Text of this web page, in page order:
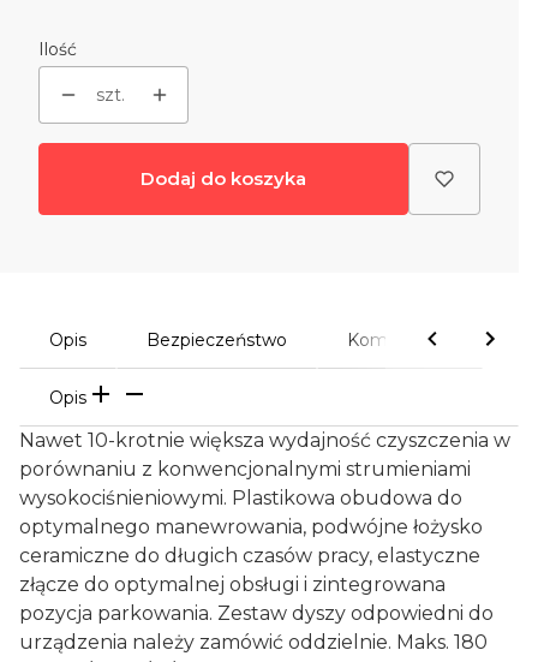
Ilość
szt.
Dodaj do koszyka
Opis Bezpieczeństwo Komentarze
Opis
Nawet 10-krotnie większa wydajność czyszczenia w
porównaniu z konwencjonalnymi strumieniami
wysokociśnieniowymi. Plastikowa obudowa do
optymalnego manewrowania, podwójne łożysko
ceramiczne do długich czasów pracy, elastyczne
złącze do optymalnej obsługi i zintegrowana
pozycja parkowania. Zestaw dyszy odpowiedni do
urządzenia należy zamówić oddzielnie. Maks. 180